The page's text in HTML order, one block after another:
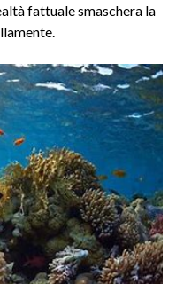
fattuale smaschera la